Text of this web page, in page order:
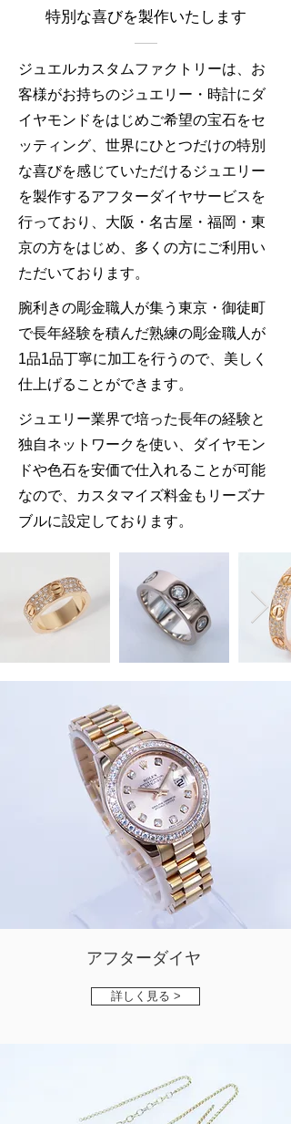
特別な喜びを製作いたします
ジュエルカスタムファクトリーは、お
客様がお持ちのジュエリー・時計にダ
イヤモンドをはじめご希望の宝石をセ
ッティング、世界にひとつだけの特別
な喜びを感じていただけるジュエリー
を製作するアフターダイヤサービスを
行っており、大阪・名古屋・福岡・東
京の方をはじめ、多くの方にご利用い
ただいております。
腕利きの彫金職人が集う東京・御徒町
で長年経験を積んだ熟練の彫金職人が
1品1品丁寧に加工を行うので、美しく
仕上げることができます。
ジュエリー業界で培った長年の経験と
独自ネットワークを使い、ダイヤモン
ドや色石を安価で仕入れることが可能
なので、カスタマイズ料金もリーズナ
ブルに設定しております。
アフターダイヤ
詳しく見る >